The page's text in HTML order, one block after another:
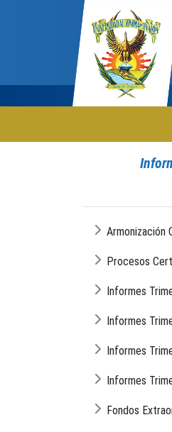
Armonización
Procesos
Informes
Informes
Informes
Informes
Fondos